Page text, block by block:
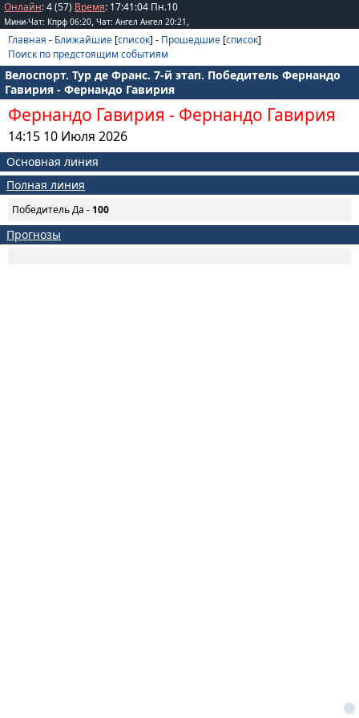
Онлайн: 4 (57) Время: 17:41:04 Пн.10
Мини-Чат: Кпрф 06:20, Чат: Ангел Ангел 20:21 ,
Главная - Ближайшие [список] - Прошедшие [список]
Поиск по предстоящим событиям
Велоспорт. Тур де Франс. 7-й этап. Победитель Фернандо
Гавирия - Фернандо Гавирия
Фернандо Гавирия - Фернандо Гавирия
14:15 10 Июля 2026
Основная линия
Полная линия
Победитель Да - 100
Прогнозы